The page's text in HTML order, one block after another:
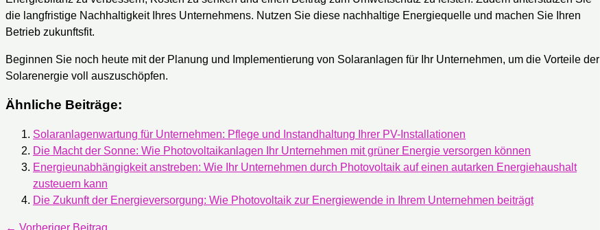
die langfristige Nachhaltigkeit Ihres Unternehmens. Nutzen Sie diese nachhaltige Energiequelle und machen Sie Ihren
Betrieb zukunftsfit.
Beginnen Sie noch heute mit der Planung und Implementierung von Solaranlagen für Ihr Unternehmen, um die Vorteile der
Solarenergie voll auszuschöpfen.
Ähnliche Beiträge:
Solaranlagenwartung für Unternehmen: Pflege und Instandhaltung Ihrer PV-Installationen
Die Macht der Sonne: Wie Photovoltaikanlagen Ihr Unternehmen mit grüner Energie versorgen können
Energieunabhängigkeit anstreben: Wie Ihr Unternehmen durch Photovoltaik auf einen autarken Energiehaushalt
zusteuern kann
Die Zukunft der Energieversorgung: Wie Photovoltaik zur Energiewende in Ihrem Unternehmen beiträgt
← Vorheriger Beitrag